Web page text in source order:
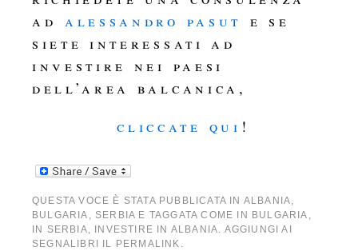
adalessandro pasut e se
siete interessati ad
investire nei paesi
dell’area balcanica,
cliccate qui !
QUESTA VOCE È STATA PUBBLICATA IN ALBANIA,
BULGARIA , SERBIA E TAGGATA COME IN BULGARIA ,
IN SERBIA, INVESTIRE IN ALBANIA. AGGIUNGI AI
SEGNALIBRI IL PERMALINK .